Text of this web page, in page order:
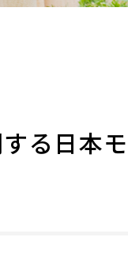
る日本